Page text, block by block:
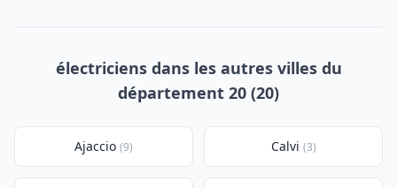
électriciens dans les autres villes du
département 20 (20)
Ajaccio (9) Calvi (3)